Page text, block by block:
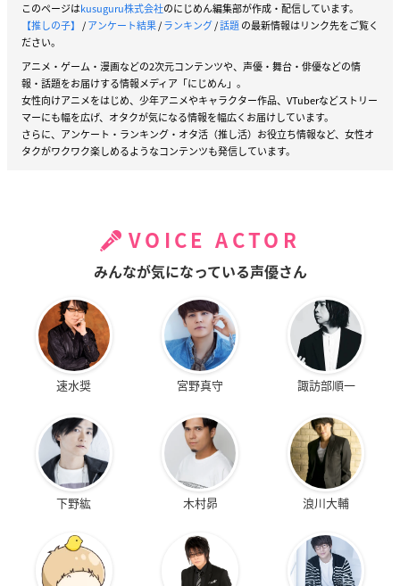
このページはkusuguru株式会社のにじめん編集部が作成・配信しています。
【推しの子】 /アンケート結果/ランキング/話題の最新情報はリンク先をご覧く
ださい。
アニメ・ゲーム・漫画などの2次元コンテンツや、声優・舞台・俳優などの情
報・話題をお届けする情報メディア「にじめん」。
女性向けアニメをはじめ、少年アニメやキャラクター作品、VTuberなどストリー
マーにも幅を広げ、オタクが気になる情報を幅広くお届けしています。
さらに、アンケート・ランキング・オタ活（推し活）お役立ち情報など、女性オ
タクがワクワク楽しめるようなコンテンツも発信しています。
VOICE ACTOR
みんなが気になっている声優さん
速水奨 宮野真守 諏訪部順一
下野紘 木村昴 浪川大輔